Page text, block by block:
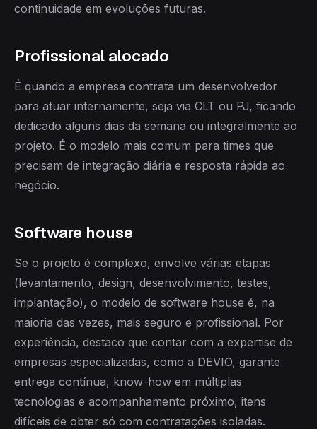
continuidade em evoluções futuras.
Profissional alocado
É quando a empresa contrata um desenvolvedor
para atuar internamente, seja via CLT ou PJ, ficando
dedicado alguns dias da semana ou integralmente ao
projeto. É o modelo mais comum para times que
precisam de integração diária e resposta rápida ao
negócio.
Software house
Se o projeto é complexo, envolve várias etapas
(levantamento, design, desenvolvimento, testes,
implantação), o modelo de software house é, na
maioria das vezes, mais seguro e profissional. Por
experiência, destaco que contar com a expertise de
empresas especializadas, como a DEVIO, garante
entrega contínua, know-how em múltiplas
tecnologias e acompanhamento próximo, itens
difíceis de obter só com contratações isoladas.